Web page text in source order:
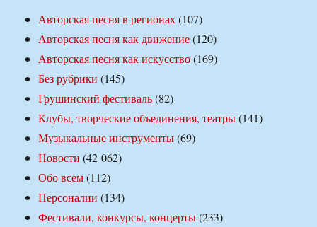
Авторская песня в регионах(107)
Авторская песня как движение(120)
Авторская песня как искусство(169)
Без рубрики (145)
Грушинский фестиваль(82)
Клубы, творческие объединения, театры(141)
Музыкальные инструменты(69)
Новости (42 062)
Обо всем(112)
Персоналии (134)
Фестивали, конкурсы, концерты(233)